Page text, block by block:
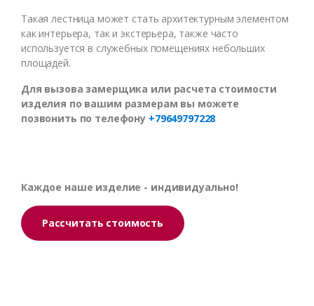
Такая лестница может стать архитектурным элементом
как интерьера, так и экстерьера, также часто
используется в служебных помещениях небольших
площадей.
Для вызова замерщика или расчета стоимости
изделия по вашим размерам вы можете
позвонить по телефону +79649797228
Каждое наше изделие - индивидуально!
Рассчитать стоимость